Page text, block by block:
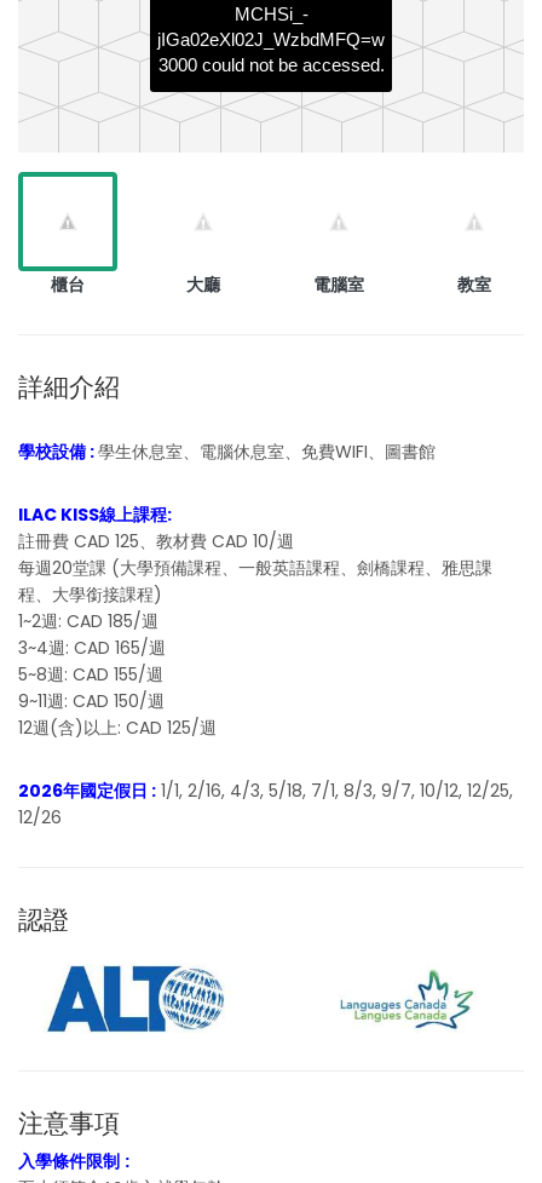
MCHSi_-
jIGa02eXl02J_WzbdMFQ=w
3000could not be accessed.
櫃台 大廳 電腦室 教室
詳細介紹
學校設備 :學生休息室、電腦休息室、免費WIFI、圖書館
ILAC KISS線上課程:
註冊費 CAD 125、教材費 CAD 10/週
每週20堂課 (大學預備課程、一般英語課程、劍橋課程、雅思課
程、大學銜接課程)
1~2週: CAD 185/週
3~4週: CAD 165/週
5~8週: CAD 155/週
9~11週: CAD 150/週
12週(含)以上: CAD 125/週
2026年國定假日 : 1/1, 2/16, 4/3, 5/18, 7/1, 8/3, 9/7, 10/12, 12/25,
12/26
認證
注意事項
入學條件限制 :